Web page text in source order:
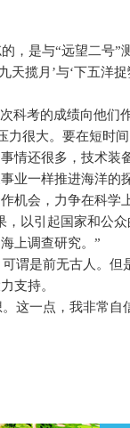
，是与“远望二号”
揽月’与‘下五洋
科考的成绩向他
力很大。要在短时
情还很多，技术装
业一样推进海洋
机会，力争在科学
以引起国家和公
上调查研究。”
谓是前无古人。
支持。
这一点，我非常自